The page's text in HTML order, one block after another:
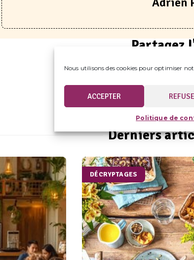
Nous utilisons des cookies pour optimiser
ACCEPTER
Politique de
Partagez
Derniers
DÉCRYPTAGES